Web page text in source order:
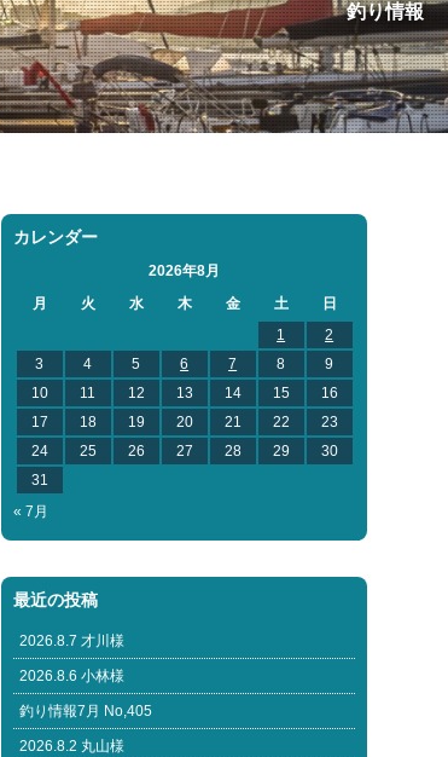
釣り情報
カレンダー
2026年8月
月
火 水 木 金 土
日
1
2
3
4 5 6 7 8
9
10
11 12 13 14 15
16
17
18 19 20 21 22
23
24
25 26 27 28 29
30
31
« 7月
最近の投稿
2026.8.7 才川様
2026.8.6 小林様
釣り情報7月 No,405
2026.8.2 丸山様